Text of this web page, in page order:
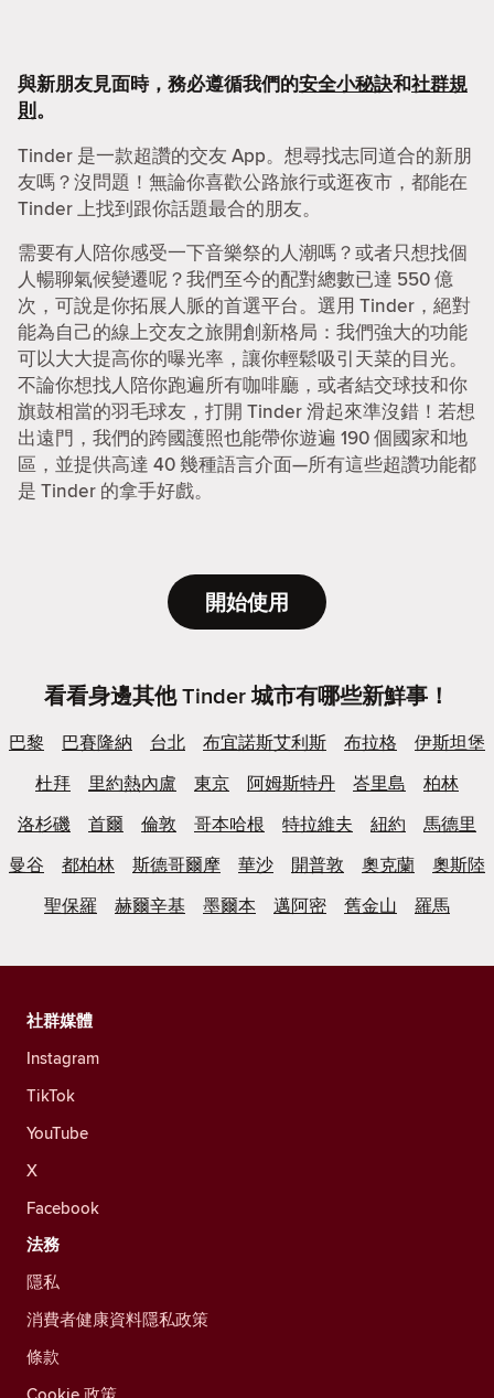
與新朋友見面時，務必遵循我們的安全小秘訣和社群規
則。
Tinder 是一款超讚的交友 App。想尋找志同道合的新朋
友嗎？沒問題！無論你喜歡公路旅行或逛夜市，都能在
Tinder 上找到跟你話題最合的朋友。
需要有人陪你感受一下音樂祭的人潮嗎？或者只想找個
人暢聊氣候變遷呢？我們至今的配對總數已達 550 億
次，可說是你拓展人脈的首選平台。選用 Tinder，絕對
能為自己的線上交友之旅開創新格局：我們強大的功能
可以大大提高你的曝光率，讓你輕鬆吸引天菜的目光。
不論你想找人陪你跑遍所有咖啡廳，或者結交球技和你
旗鼓相當的羽毛球友，打開 Tinder 滑起來準沒錯！若想
出遠門，我們的跨國護照也能帶你遊遍 190 個國家和地
區，並提供高達 40 幾種語言介面—所有這些超讚功能都
是 Tinder 的拿手好戲。
開始使用
看看身邊其他 Tinder 城市有哪些新鮮事！
巴黎 巴賽隆納 台北 布宜諾斯艾利斯 布拉格
伊斯坦堡
杜拜
里約熱內盧 東京 阿姆斯特丹 峇里島
柏林
洛杉磯
首爾 倫敦 哥本哈根 特拉維夫 紐約
馬德里
曼谷
都柏林 斯德哥爾摩 華沙 開普敦 奧克蘭
奧斯陸
聖保羅
赫爾辛基 墨爾本 邁阿密 舊金山 羅馬
社群媒體
Instagram
TikTok
YouTube
X
Facebook
法務
隱私
消費者健康資料隱私政策
條款